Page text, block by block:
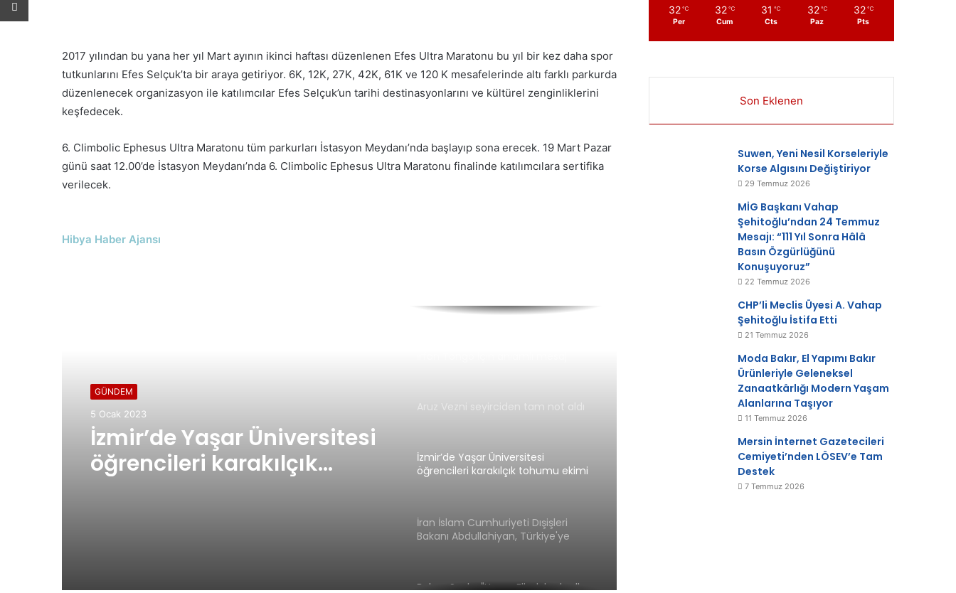
2017 yılından bu yana her yıl Mart ayının ikinci haftası düzenlenen Efes Ultra Maratonu bu yıl bir kez daha spor
tutkunlarını Efes Selçuk’ta bir araya getiriyor. 6K, 12K, 27K, 42K, 61K ve 120 K mesafelerinde altı farklı parkurda
düzenlenecek organizasyon ile katılımcılar Efes Selçuk’un tarihi destinasyonlarını ve kültürel zenginliklerini
keşfedecek.
6. Climbolic Ephesus Ultra Maratonu tüm parkurları İstasyon Meydanı’nda başlayıp sona erecek. 19 Mart Pazar
günü saat 12.00’de İstasyon Meydanı’nda 6. Climbolic Ephesus Ultra Maratonu finalinde katılımcılara sertifika
verilecek.
Hibya Haber Ajansı
GÜNDEM
5 Ocak 2023
İzmir’de Yaşar Üniversitesi
öğrencileri karakılçık
İzmir’de Yaşar Üniversitesi
terörist gözaltına alındı"
Aruz Vezni seyirciden tam not aldı
İzmir’de Yaşar Üniversitesi
öğrencileri karakılçık tohumu ekimi
İran İslam Cumhuriyeti Dışişleri
Bakanı Abdullahiyan, Türkiye'ye
Bakan Soylu: "Harun Elbak kod adlı
32 ℃
Per
32 ℃
Cum
31 ℃
Cts
32 ℃
Paz
32 ℃
Pts
Son Eklenen
Suwen, Yeni Nesil Korseleriyle
Korse Algısını Değiştiriyor
29 Temmuz 2026
MİG Başkanı Vahap
Şehitoğlu’ndan 24 Temmuz
Mesajı: “111 Yıl Sonra Hâlâ
Basın Özgürlüğünü
Konuşuyoruz”
22 Temmuz 2026
CHP’li Meclis Üyesi A. Vahap
Şehitoğlu İstifa Etti
21 Temmuz 2026
Moda Bakır, El Yapımı Bakır
Ürünleriyle Geleneksel
Zanaatkârlığı Modern Yaşam
Alanlarına Taşıyor
11 Temmuz 2026
Mersin İnternet Gazetecileri
Cemiyeti’nden LÖSEV’e Tam
Destek
7 Temmuz 2026